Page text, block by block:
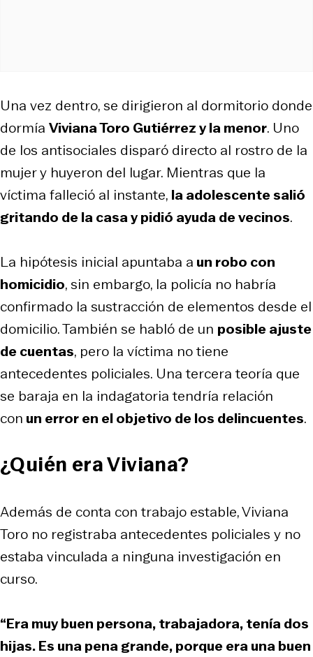
Una vez dentro, se dirigieron al dormitorio donde
dormía Viviana Toro Gutiérrez y la menor. Uno
de los antisociales disparó directo al rostro de la
mujer y huyeron del lugar. Mientras que la
víctima falleció al instante, la adolescente salió
gritando de la casa y pidió ayuda de vecinos.
La hipótesis inicial apuntaba a un robo con
homicidio, sin embargo, la policía no habría
confirmado la sustracción de elementos desde el
domicilio. También se habló de un posible ajuste
de cuentas, pero la víctima no tiene
antecedentes policiales. Una tercera teoría que
se baraja en la indagatoria tendría relación
con un error en el objetivo de los delincuentes.
¿Quién era Viviana?
Además de conta con trabajo estable, Viviana
Toro no registraba antecedentes policiales y no
estaba vinculada a ninguna investigación en
curso.
“Era muy buen persona, trabajadora, tenía dos
hijas. Es una pena grande, porque era una buen